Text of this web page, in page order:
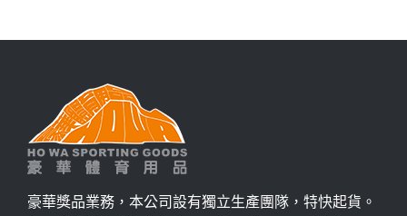
豪華獎品業務，本公司設有獨立生產團隊，特快起貨。